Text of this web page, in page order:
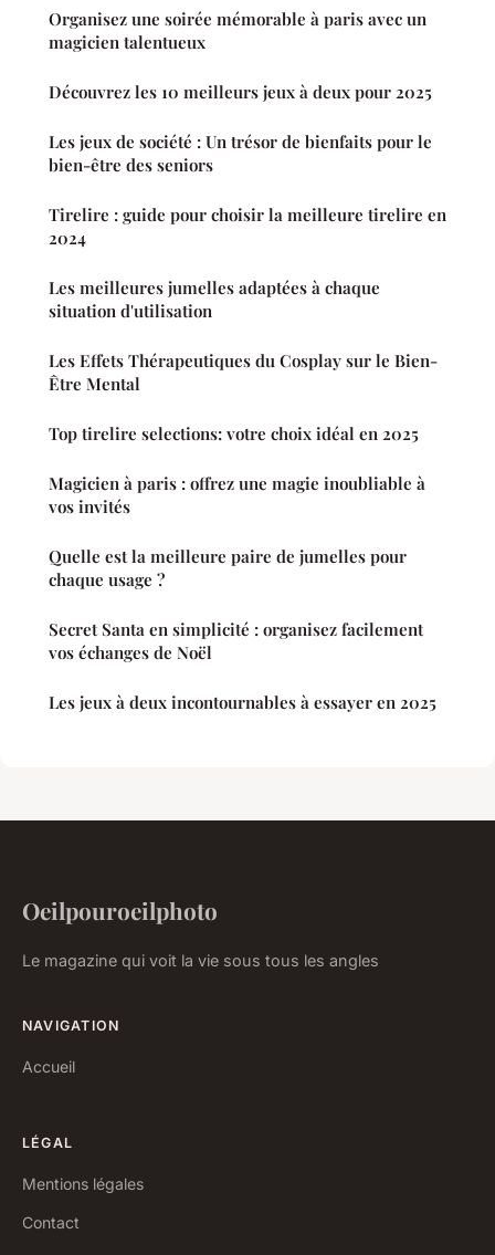
Organisez une soirée mémorable à paris avec un
magicien talentueux
Découvrez les 10 meilleurs jeux à deux pour 2025
Les jeux de société : Un trésor de bienfaits pour le
bien-être des seniors
Tirelire : guide pour choisir la meilleure tirelire en
2024
Les meilleures jumelles adaptées à chaque
situation d'utilisation
Les Effets Thérapeutiques du Cosplay sur le Bien-
Être Mental
Top tirelire selections: votre choix idéal en 2025
Magicien à paris : offrez une magie inoubliable à
vos invités
Quelle est la meilleure paire de jumelles pour
chaque usage ?
Secret Santa en simplicité : organisez facilement
vos échanges de Noël
Les jeux à deux incontournables à essayer en 2025
Oeilpouroeilphoto
Le magazine qui voit la vie sous tous les angles
NAVIGATION
Accueil
LÉGAL
Mentions légales
Contact